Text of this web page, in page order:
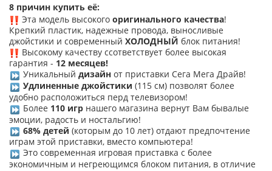
8 причин купить её:
Эта модель высокого оригинального качества!
Крепкий пластик, надежные провода, выносливые
джойстики и современный ХОЛОДНЫЙ блок питания!
Высокому качеству ссответствует более высокая
гарантия - 12 месяцев!
Уникальный дизайн от приставки Сега Мега Драйв!
Удлиненные джойстики (115 см) позволят более
удобно расположиться перд телевизором!
Более 110 игр нашего магазина вернут Вам бывалые
эмоции, радость и ностальгию!
68% детей (которым до 10 лет) отдают предпочтение
играм этой приставки, вместо компьютера!
Это современная игровая приставка с более
экономичным и негреющимся блоком питания, в отличие